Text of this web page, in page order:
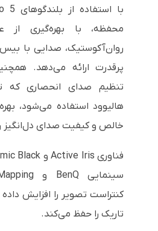
محفظه، با بهره‌گیری از
روان‌آکوستیک، صدایی با
پرقدرت ارائه می‌دهد.
تنظیم صدای انحصاری که
هالیوود استفاده می‌شود،
خالص و کیفیت صدای دل‌انگیز
کنتراست تصویر را افزایش
تاریک را حفظ می‌کند.